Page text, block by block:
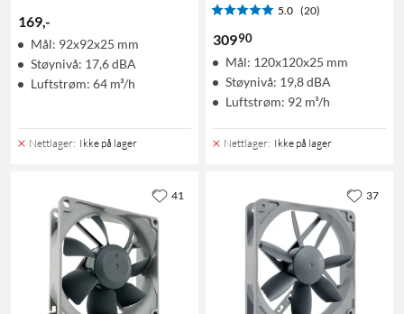
169,-
Mål: 92x92x25 mm
Støynivå: 17,6 dBA
Luftstrøm: 64 m³/h
Nettlager: Ikke på lager
5.0 (20)
30990
Mål: 120x120x25 mm
Støynivå: 19,8 dBA
Luftstrøm: 92 m³/h
Nettlager: Ikke på lager
41 37